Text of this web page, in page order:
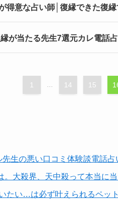
得意な占い師│復縁できた復
が当たる先生7選元カレ電話
1 ... 14 15
生の悪い口コミ体験談電話占
大殺界、天中殺って本当に
たい…は必ず叶えられるペッ